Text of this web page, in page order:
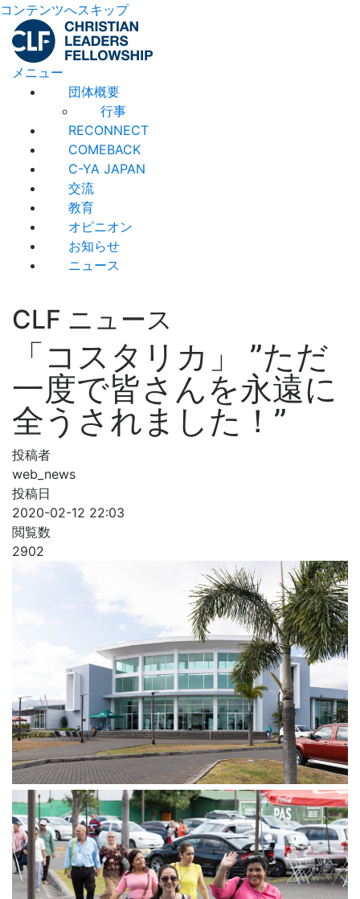
コンテンツへスキップ
メニュー
団体概要
行事
RECONNECT
COMEBACK
C-YA JAPAN
交流
教育
オピニオン
お知らせ
ニュース
CLF ニュース
「コスタリカ」 ”ただ
一度で皆さんを永遠に
全うされました！”
投稿者
web_news
投稿日
2020-02-12 22:03
閲覧数
2902